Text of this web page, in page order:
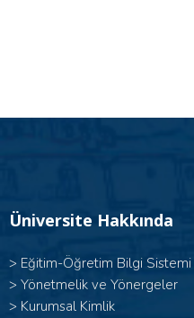
Üniversite Hakkında
> Eğitim-Öğretim Bilgi
> Yönetmelik ve Yönergeler
> Kurumsal Kimlik